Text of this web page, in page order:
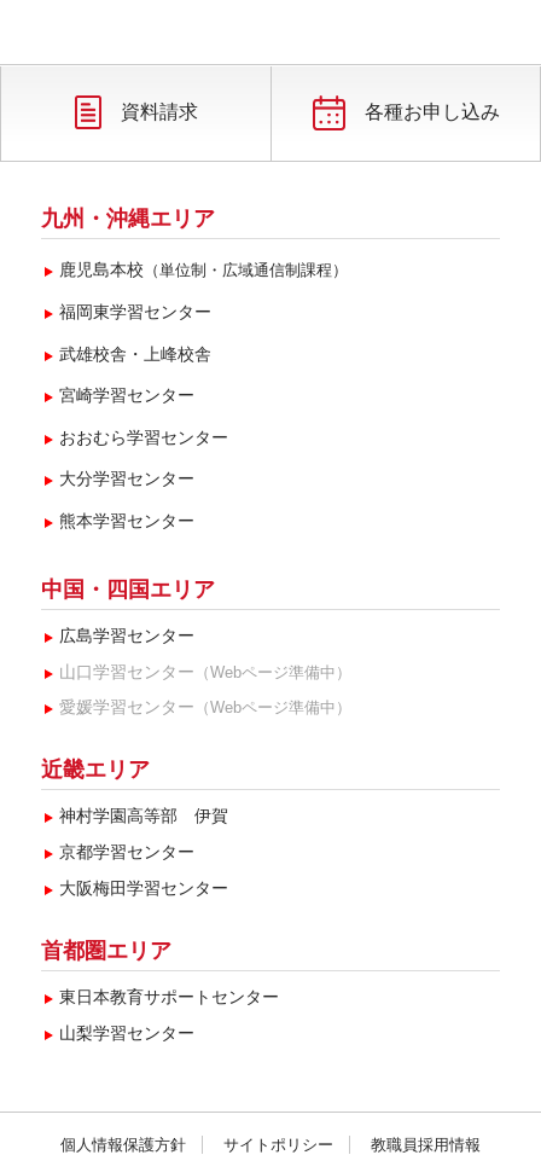
資料請求 各種お申し込み
九州・沖縄エリア
鹿児島本校 （単位制・広域通信制課程）
福岡東学習センター
武雄校舎・上峰校舎
宮崎学習センター
おおむら学習センター
大分学習センター
熊本学習センター
中国・四国エリア
広島学習センター
山口学習センター （Webページ準備中）
愛媛学習センター （Webページ準備中）
近畿エリア
神村学園高等部 伊賀
京都学習センター
大阪梅田学習センター
首都圏エリア
東日本教育サポートセンター
山梨学習センター
個人情報保護方針 サイトポリシー 教職員採用情報